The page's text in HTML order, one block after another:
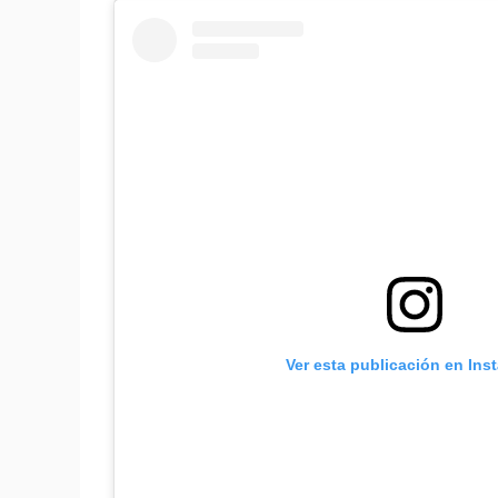
Ver esta publicación en